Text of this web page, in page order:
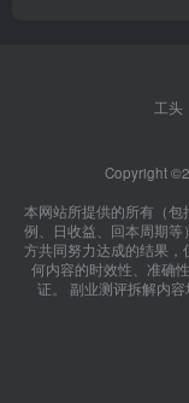
工头
Copyright
本网站所提供的所有（
例、日收益、回本周期
方共同努力达成的结果
何内容的时效性、准确
证。 副业测评拆解内